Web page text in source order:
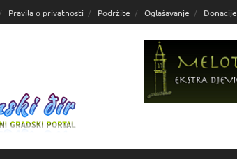
Pravila o privatnosti Podržite Oglašavanje Donacije